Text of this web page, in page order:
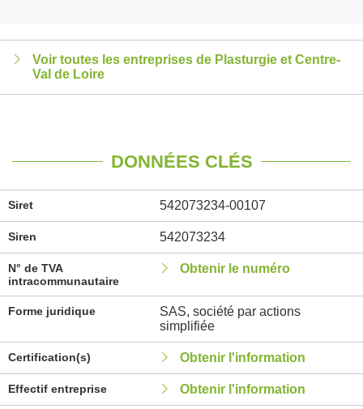
Voir toutes les entreprises de Plasturgie et Centre-
Val de Loire
DONNÉES CLÉS
Siret 542073234-00107
Siren 542073234
N° de TVA
intracommunautaire
Obtenir le numéro
Forme juridique
SAS, société par actions
simplifiée
Certification(s) Obtenir l'information
Effectif entreprise Obtenir l'information